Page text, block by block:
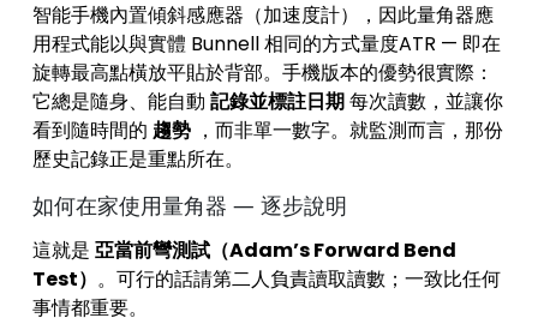
智能手機內置傾斜感應器（加速度計），因此量角器應
用程式能以與實體 Bunnell 相同的方式量度ATR — 即在
旋轉最高點橫放平貼於背部。手機版本的優勢很實際：
它總是隨身、能自動 記錄並標註日期每次讀數，並讓你
看到隨時間的 趨勢 ，而非單一數字。就監測而言，那份
歷史記錄正是重點所在。
如何在家使用量角器 — 逐步說明
這就是 亞當前彎測試（Adam’s Forward Bend
Test） 。可行的話請第二人負責讀取讀數；一致比任何
事情都重要。